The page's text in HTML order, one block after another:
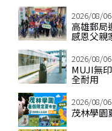
2026/08/
高雄郵局
感恩父親
2026/08/
MUJI無
全耐用
2026/08/
茂林學園